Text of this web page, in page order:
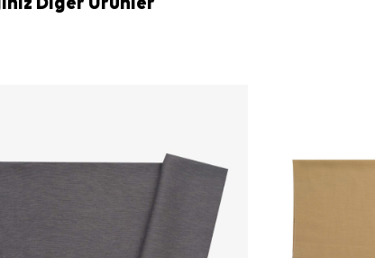
Diğer Ürünler